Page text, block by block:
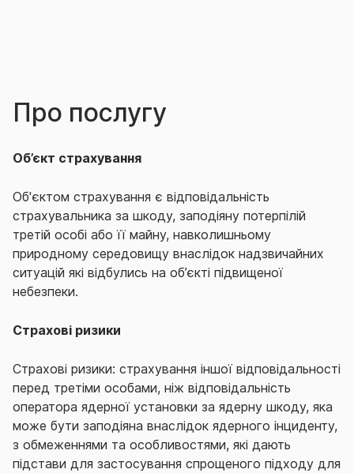
Про послугу
Об’єкт страхування
Об'єктом страхування є відповідальність
страхувальника за шкоду, заподіяну потерпілій
третій особі або її майну, навколишньому
природному середовищу внаслідок надзвичайних
ситуацій які відбулись на об’єкті підвищеної
небезпеки.
Страхові ризики
Страхові ризики: страхування іншої відповідальності
перед третіми особами, ніж відповідальність
оператора ядерної установки за ядерну шкоду, яка
може бути заподіяна внаслідок ядерного інциденту,
з обмеженнями та особливостями, які дають
підстави для застосування спрощеного підходу для